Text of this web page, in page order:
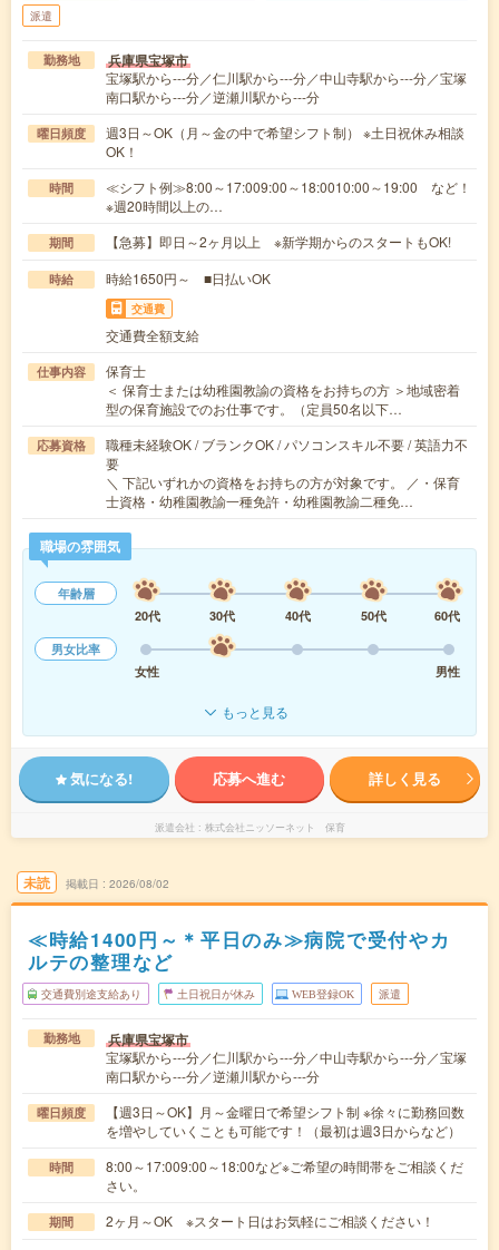
派遣
勤務地 兵庫県宝塚市
宝塚駅から---分／仁川駅から---分／中山寺駅から---分／宝塚
南口駅から---分／逆瀬川駅から---分
曜日頻度
週3日～OK（月～金の中で希望シフト制） ※土日祝休み相談
OK！
時間
≪シフト例≫8:00～17:009:00～18:0010:00～19:00 など！
※週20時間以上の…
期間 【急募】即日～2ヶ月以上 ※新学期からのスタートもOK!
時給 時給1650円～ ■日払いOK
交通費
交通費全額支給
仕事内容
保育士
＜ 保育士または幼稚園教諭の資格をお持ちの方 ＞地域密着
型の保育施設でのお仕事です。（定員50名以下…
応募資格
職種未経験OK / ブランクOK / パソコンスキル不要 / 英語力不
要
＼ 下記いずれかの資格をお持ちの方が対象です。 ／・保育
士資格・幼稚園教諭一種免許・幼稚園教諭二種免…
職場の雰囲気
年齢層
20代
30代 40代 50代
60代
男女比率
女性
男性
もっと見る
気になる! 応募へ進む 詳しく見る
派遣会社 株式会社ニッソーネット 保育
未読 掲載日 2026/08/02
≪時給1400円～＊平日のみ≫病院で受付やカ
ルテの整理など
交通費別途支給あり 土日祝日が休み WEB登録OK 派遣
勤務地 兵庫県宝塚市
宝塚駅から---分／仁川駅から---分／中山寺駅から---分／宝塚
南口駅から---分／逆瀬川駅から---分
曜日頻度
【週3日～OK】月～金曜日で希望シフト制 ※徐々に勤務回数
を増やしていくことも可能です！（最初は週3日からなど）
時間
8:00～17:009:00～18:00など※ご希望の時間帯をご相談くだ
さい。
期間 2ヶ月～OK ※スタート日はお気軽にご相談ください！